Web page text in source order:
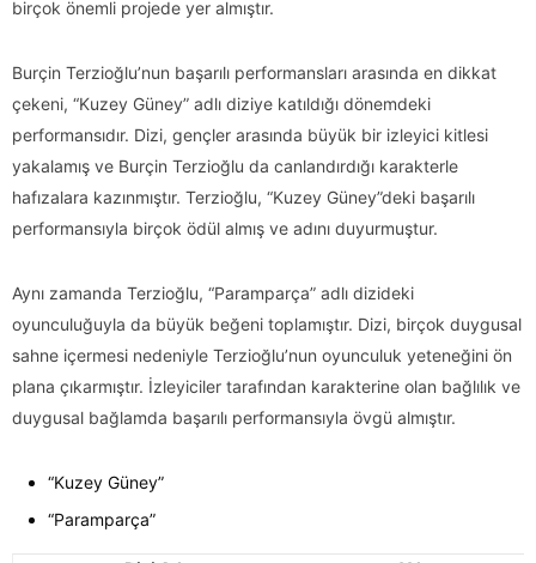
birçok önemli projede yer almıştır.
Burçin Terzioğlu’nun başarılı performansları arasında en dikkat
çekeni, “Kuzey Güney” adlı diziye katıldığı dönemdeki
performansıdır. Dizi, gençler arasında büyük bir izleyici kitlesi
yakalamış ve Burçin Terzioğlu da canlandırdığı karakterle
hafızalara kazınmıştır. Terzioğlu, “Kuzey Güney”deki başarılı
performansıyla birçok ödül almış ve adını duyurmuştur.
Aynı zamanda Terzioğlu, “Paramparça” adlı dizideki
oyunculuğuyla da büyük beğeni toplamıştır. Dizi, birçok duygusal
sahne içermesi nedeniyle Terzioğlu’nun oyunculuk yeteneğini ön
plana çıkarmıştır. İzleyiciler tarafından karakterine olan bağlılık ve
duygusal bağlamda başarılı performansıyla övgü almıştır.
“Kuzey Güney”
“Paramparça”